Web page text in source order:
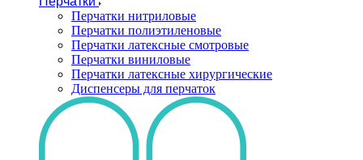
Перчатки нитриловые
Перчатки полиэтиленовые
Перчатки латексные смотровые
Перчатки виниловые
Перчатки латексные хирургические
Диспенсеры для перчаток